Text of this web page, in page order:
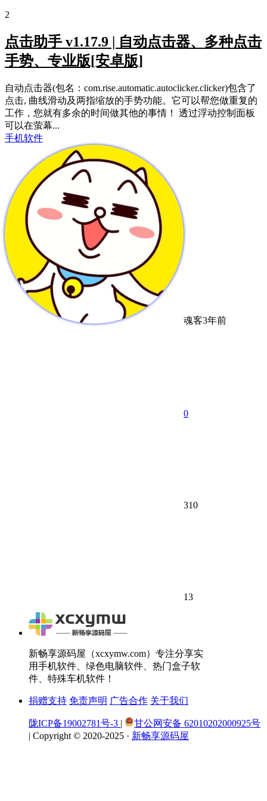
2
点击助手 v1.17.9 | 自动点击器、多种点击
手势、专业版[安卓版]
自动点击器(包名：com.rise.automatic.autoclicker.clicker)包含了
点击, 曲线滑动及两指缩放的手势功能。它可以帮您做重复的
工作，您就有多余的时间做其他的事情！ 透过浮动控制面板
可以在萤幕...
手机软件
魂客3年前
0
310
13
新畅享源码屋（xcxymw.com）专注分享实
用手机软件、绿色电脑软件、热门盒子软
件、特殊车机软件！
捐赠支持 免责声明 广告合作 关于我们
陇ICP备19002781号-3 |
甘公网安备 62010202000925号
| Copyright © 2020-2025 · 新畅享源码屋